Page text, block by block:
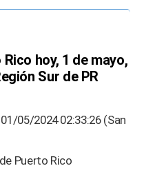
hoy, 1 de mayo,
Sur de PR
05/2024 02:33:26 (San
Puerto Rico